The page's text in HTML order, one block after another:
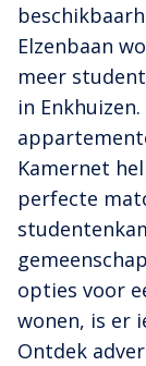
Elzenbaan
meer
in
Kamernet
perfecte
opties voor
wonen, is er
Ontdek